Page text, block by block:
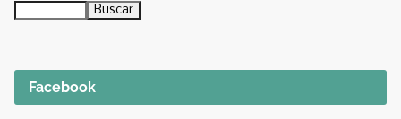
Facebook